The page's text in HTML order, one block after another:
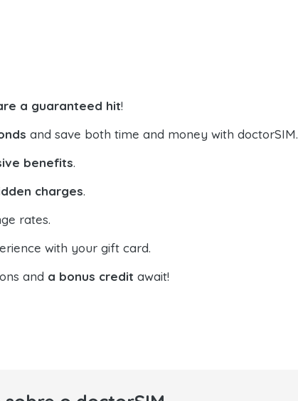
a guaranteed hit!
and save both time and money with doctorSIM.
benefits.
charges.
rates.
with your gift card.
and a bonus credit await!